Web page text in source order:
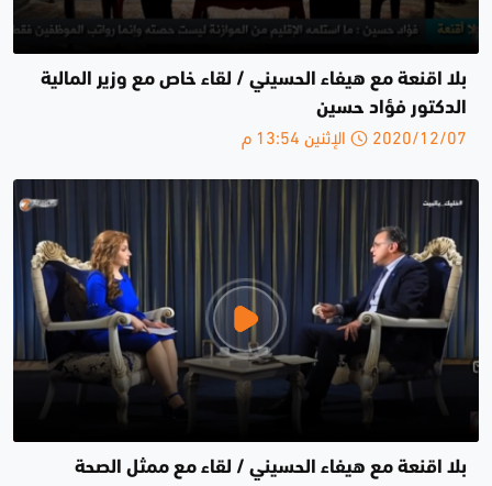
بلا اقنعة مع هيفاء الحسيني / لقاء خاص مع وزير المالية
الدكتور فؤاد حسين
2020/12/07 الإثنين 13:54 م
بلا اقنعة مع هيفاء الحسيني / لقاء مع ممثل الصحة